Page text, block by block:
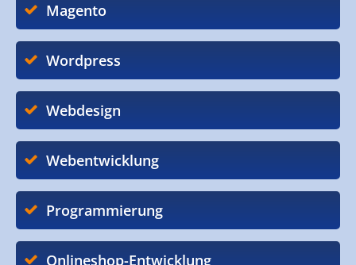
Magento
Wordpress
Webdesign
Webentwicklung
Programmierung
Onlineshop-Entwicklung